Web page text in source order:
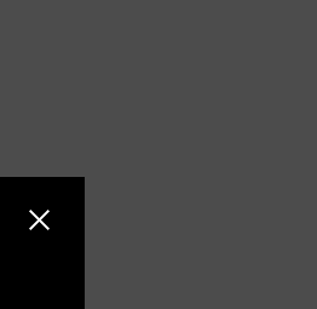
Fermer la barre latérale